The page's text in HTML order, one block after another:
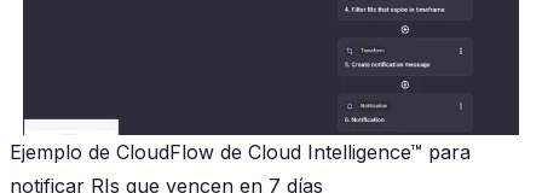
Ejemplo de CloudFlow de Cloud Intelligence™ para
notificar RIs que vencen en 7 días